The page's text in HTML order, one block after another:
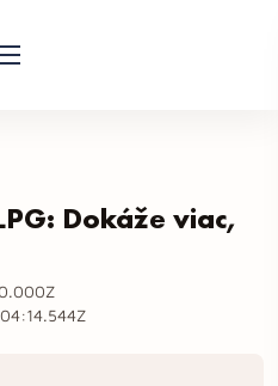
Dokáže viac,